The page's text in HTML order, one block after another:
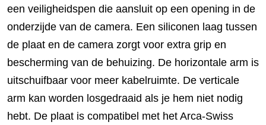
een veiligheidspen die aansluit op een opening in de
onderzijde van de camera. Een siliconen laag tussen
de plaat en de camera zorgt voor extra grip en
bescherming van de behuizing. De horizontale arm is
uitschuifbaar voor meer kabelruimte. De verticale
arm kan worden losgedraaid als je hem niet nodig
hebt. De plaat is compatibel met het Arca-Swiss